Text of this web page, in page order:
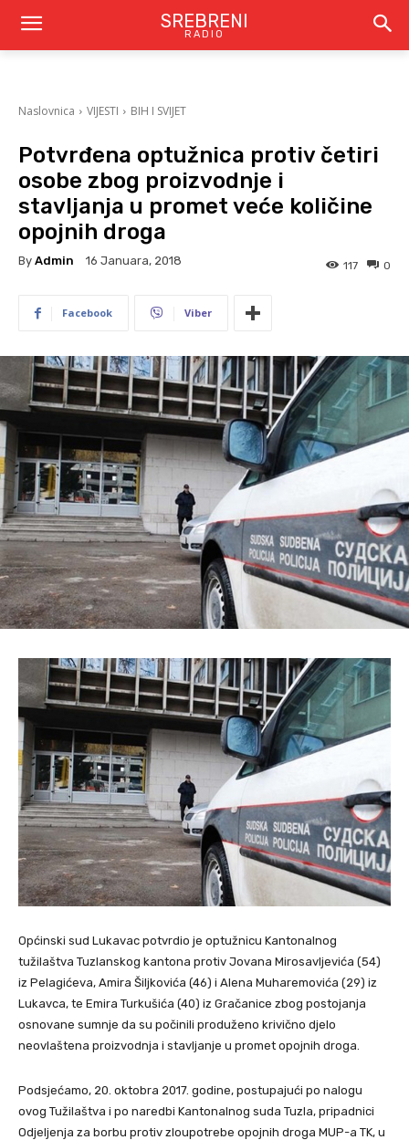
SREBRENI
RADIO
Naslovnica VIJESTI BIH I SVIJET
Potvrđena optužnica protiv četiri
osobe zbog proizvodnje i
stavljanja u promet veće količine
opojnih droga
By Admin 16 Januara, 2018 0
117
Facebook Viber
Općinski sud Lukavac potvrdio je optužnicu Kantonalnog
tužilaštva Tuzlanskog kantona protiv Jovana Mirosavljevića (54)
iz Pelagićeva, Amira Šiljkovića (46) i Alena Muharemovića (29) iz
Lukavca, te Emira Turkušića (40) iz Gračanice zbog postojanja
osnovane sumnje da su počinili produženo krivično djelo
neovlaštena proizvodnja i stavljanje u promet opojnih droga.
Podsjećamo, 20. oktobra 2017. godine, postupajući po nalogu
ovog Tužilaštva i po naredbi Kantonalnog suda Tuzla, pripadnici
Odjeljenja za borbu protiv zloupotrebe opojnih droga MUP-a TK, u